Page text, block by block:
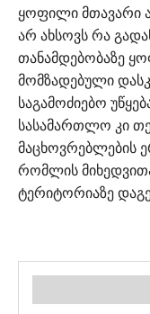
ყოფილი მთავარი
არ ახსოვს რა
თანამდებობაზე
მომზადებული
საგამოძიებო
სასამართლო კი
მაცხოვრებლების
რომლის
ტერიტორიაზე